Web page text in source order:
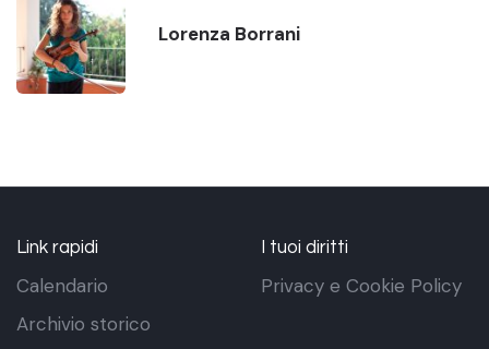
Lorenza Borrani
Link rapidi
Calendario
Archivio storico
I tuoi diritti
Privacy e Cookie Policy